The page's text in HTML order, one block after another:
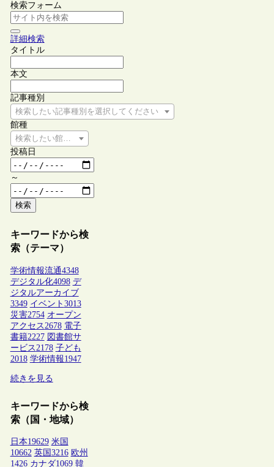
検索フォーム
詳細検索
タイトル
本文
記事種別
検索したい記事種別を選択してください
館種
検索したい館種を選択してください
投稿日
～
検索
キーワードから検
索（テーマ）
学術情報流通4348
デジタル化4098 デ
ジタルアーカイブ
3349 イベント 3013
災害2754 オープン
アクセス 2678 電子
書籍2227 図書館サ
ービス 2178 子ども
2018 学術情報1947
続きを見る
キーワードから検
索（国・地域）
日本19629 米国
10662 英国 3216 欧州
1426 カナダ1069 韓